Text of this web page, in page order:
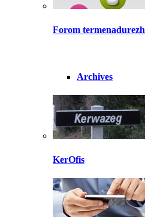
Forom termenadurezh
Archives
KerOfis